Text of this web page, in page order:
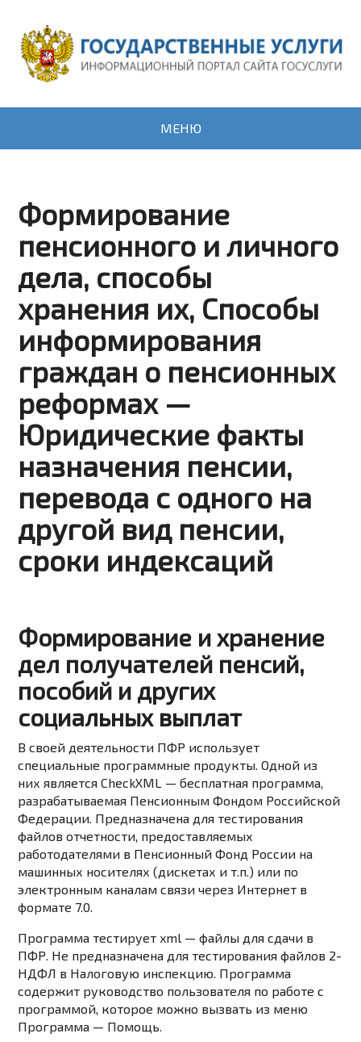
МЕНЮ
Формирование
пенсионного и личного
дела, способы
хранения их, Способы
информирования
граждан о пенсионных
реформах —
Юридические факты
назначения пенсии,
перевода с одного на
другой вид пенсии,
сроки индексаций
Формирование и хранение
дел получателей пенсий,
пособий и других
социальных выплат
В своей деятельности ПФР использует
специальные программные продукты. Одной из
них является CheckXML — бесплатная программа,
разрабатываемая Пенсионным Фондом Российской
Федерации. Предназначена для тестирования
файлов отчетности, предоставляемых
работодателями в Пенсионный Фонд России на
машинных носителях (дискетах и т.п.) или по
электронным каналам связи через Интернет в
формате 7.0.
Программа тестирует xml — файлы для сдачи в
ПФР. Не предназначена для тестирования файлов 2-
НДФЛ в Налоговую инспекцию. Программа
содержит руководство пользователя по работе с
программой, которое можно вызвать из меню
Программа — Помощь.